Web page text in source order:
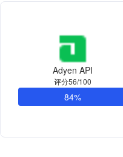
Adyen API
评分56/100
84%